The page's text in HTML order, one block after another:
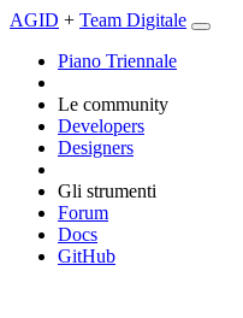
AGID + Team Digitale
Piano Triennale
Le community
Developers
Designers
Gli strumenti
Forum
Docs
GitHub